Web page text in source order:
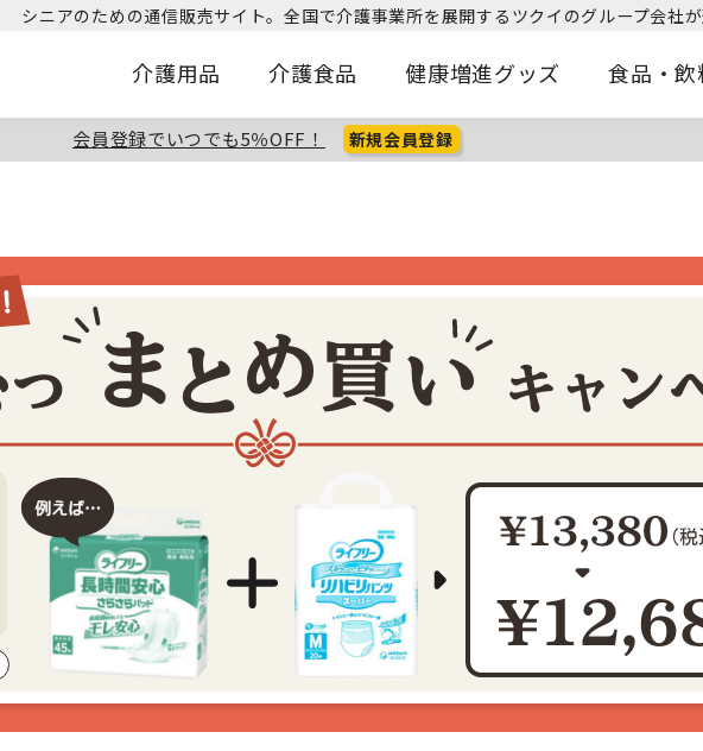
シニアのための通信販売サイト。全国で介護事業所を展開するツクイのグループ会社が
介護用品 介護食品 健康増進グッズ 食品・飲
会員登録でいつでも5％OFF！ 新規会員登録